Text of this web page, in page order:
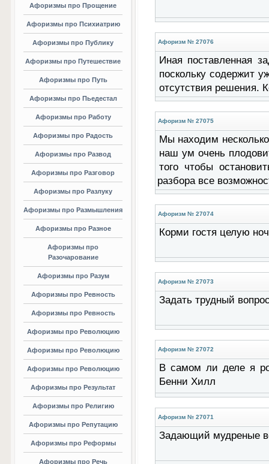
Афоризмы про Прощение
Афоризмы про Психиатрию
Афоризмы про Публику
Афоризмы про Путешествие
Афоризмы про Путь
Афоризмы про Пьедестал
Афоризмы про Работу
Афоризмы про Радость
Афоризмы про Развод
Афоризмы про Разговор
Афоризмы про Разлуку
Афоризмы про Размышления
Афоризмы про Разное
Афоризмы про
Разочарование
Афоризмы про Разум
Афоризмы про Ревность
Афоризмы про Ревность
Афоризмы про Революцию
Афоризмы про Революцию
Афоризмы про Революцию
Афоризмы про Результат
Афоризмы про Религию
Афоризмы про Репутацию
Афоризмы про Реформы
Афоризмы про Речь
Афоризм № 27076
Иная поставленная
поскольку содержит
отсутствия решения.
Афоризм № 27075
Мы находим
наш ум очень
того чтобы
разбора все
Афоризм № 27074
Корми гостя целую
Афоризм № 27073
Задать трудный
Афоризм № 27072
В самом ли деле я
Бенни Хилл
Афоризм № 27071
Задающий мудреные